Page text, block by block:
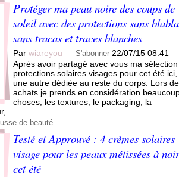
Protéger ma peau noire des coups de
soleil avec des protections sans
sans tracas et traces blanches
Parwiareyou S'abonner 22/07/15 08:41
Après avoir partagé avec vous ma
protections solaires visages pour cet été
une autre dédiée au reste du corps. Lors
achats je prends en considération
choses, les textures, le packaging, la
de beauté
Testé et Approuvé : 4 crèmes solaires
visage pour les peaux métissées à
cet été